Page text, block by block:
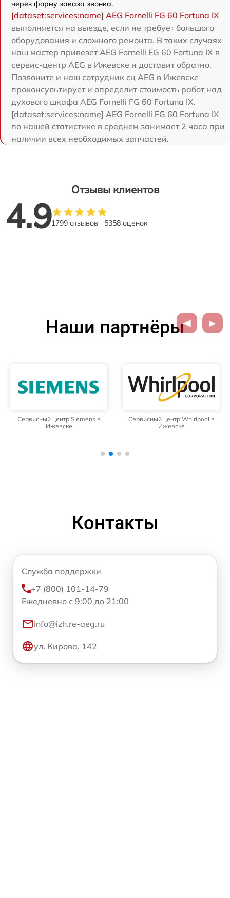
через форму заказа звонка.
[dataset:services:name] AEG Fornelli FG 60 Fortuna IX
выполняется на выезде, если не требует большого
оборудования и сложного ремонта. В таких случаях
наш мастер привезет AEG Fornelli FG 60 Fortuna IX в
сервис-центр AEG в Ижевске и доставит обратно.
Позвоните и наш сотрудник сц AEG в Ижевске
проконсультирует и определит стоимость работ над
духового шкафа AEG Fornelli FG 60 Fortuna IX.
[dataset:services:name] AEG Fornelli FG 60 Fortuna IX
по нашей статистике в среднем занимает 2 часа при
наличии всех необходимых запчастей.
Отзывы клиентов
4.91799 отзывов 5358 оценок
Наши партнёры
Сервисный центр Siemens в
Ижевске
Сервисный центр Whirlpool в
Ижевске
Контакты
Служба поддержки
+7 (800) 101-14-79
Ежедневно с 9:00 до 21:00
info@izh.re-aeg.ru
ул. Кирова, 142